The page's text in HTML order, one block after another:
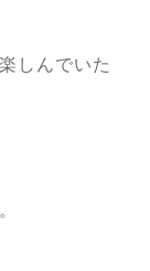
しんでいた